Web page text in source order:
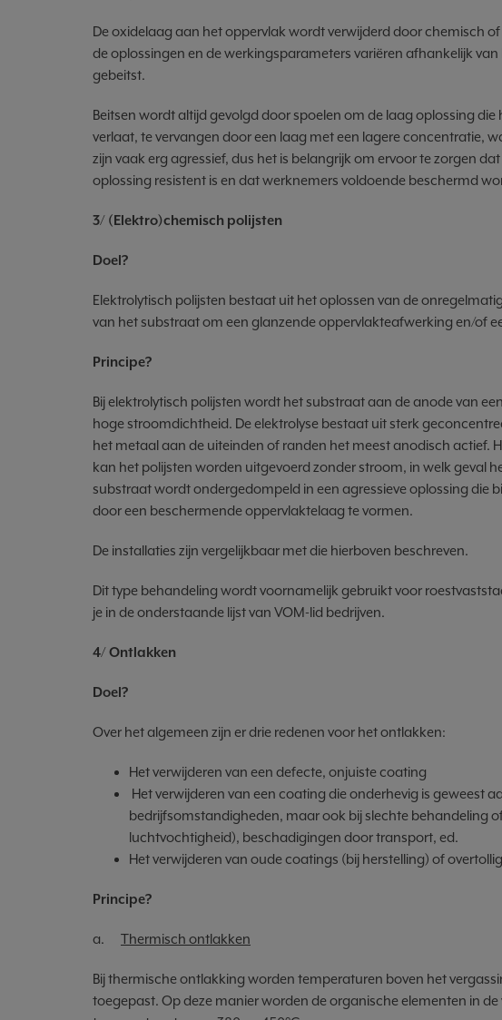
De oxidelaag aan het oppervlak wordt verwijderd door chemisch
de oplossingen en de werkingsparameters variëren afhankelijk
gebeitst.
Beitsen wordt altijd gevolgd door spoelen om de laag oplossing
verlaat, te vervangen door een laag met een lagere concentratie,
zijn vaak erg agressief, dus het is belangrijk om ervoor te zorgen
oplossing resistent is en dat werknemers voldoende beschermd
3/ (Elektro)chemisch polijsten
Doel?
Elektrolytisch polijsten bestaat uit het oplossen van de
van het substraat om een glanzende oppervlakteafwerking en/of
Principe?
Bij elektrolytisch polijsten wordt het substraat aan de anode van
hoge stroomdichtheid. De elektrolyse bestaat uit sterk
het metaal aan de uiteinden of randen het meest anodisch actief.
kan het polijsten worden uitgevoerd zonder stroom, in welk geval
substraat wordt ondergedompeld in een agressieve oplossing die
door een beschermende oppervlaktelaag te vormen.
De installaties zijn vergelijkbaar met die hierboven beschreven.
Dit type behandeling wordt voornamelijk gebruikt voor
je in de onderstaande lijst van VOM-lid bedrijven.
4/Ontlakken
Doel?
Over het algemeen zijn er drie redenen voor het ontlakken:
Het verwijderen van een defecte, onjuiste coating
Het verwijderen van een coating die onderhevig is geweest
bedrijfsomstandigheden, maar ook bij slechte behandeling
luchtvochtigheid), beschadigingen door transport, ed.
Het verwijderen van oude coatings (bij herstelling) of
Principe?
a. Thermisch ontlakken
Bij thermische ontlakking worden temperaturen boven het
toegepast. Op deze manier worden de organische elementen in